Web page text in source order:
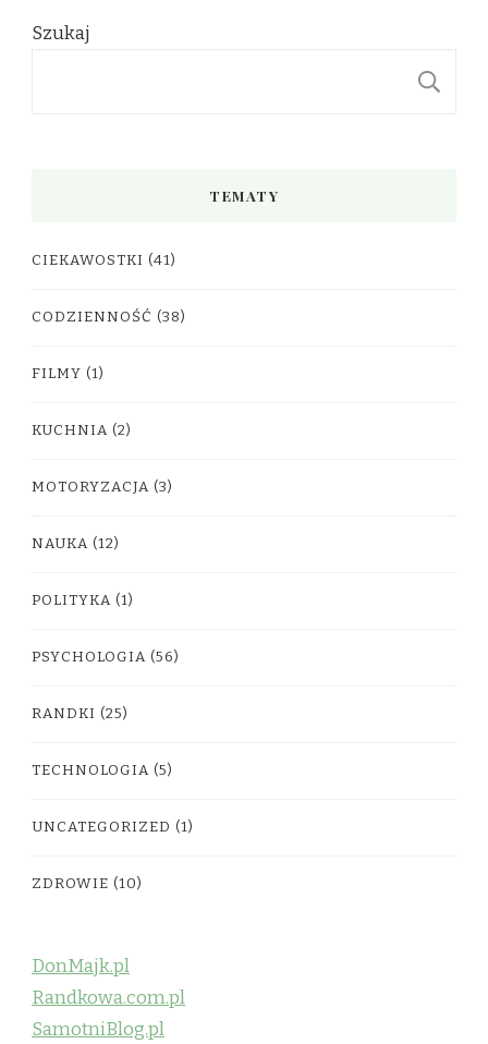
Szukaj
TEMATY
CIEKAWOSTKI (41)
CODZIENNOŚĆ (38)
FILMY (1)
KUCHNIA (2)
MOTORYZACJA (3)
NAUKA (12)
POLITYKA (1)
PSYCHOLOGIA (56)
RANDKI (25)
TECHNOLOGIA (5)
UNCATEGORIZED (1)
ZDROWIE (10)
DonMajk.pl
Randkowa.com.pl
SamotniBlog.pl